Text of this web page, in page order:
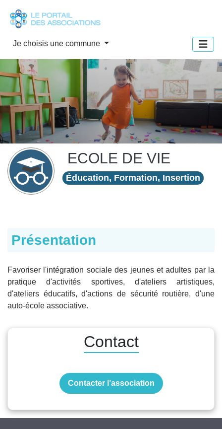
Je choisis une commune
ECOLE DE VIE
Éducation, Formation, Insertion
Présentation
Favoriser l'intégration sociale des jeunes et adultes par la
pratique d'activités sportives, d'ateliers artistiques,
d'ateliers éducatifs, d'actions de sécurité routière, d'une
auto-école associative.
Contact
Contacter l’association